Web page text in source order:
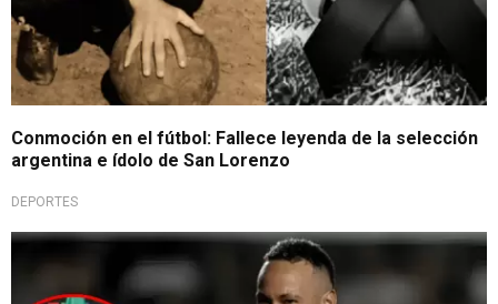
Conmoción en el fútbol: Fallece leyenda de la selección
argentina e ídolo de San Lorenzo
DEPORTES